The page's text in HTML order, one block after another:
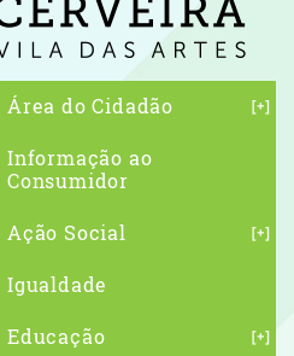
Área do Cidadão
Informação ao
Consumidor
Ação Social
Igualdade
Educação